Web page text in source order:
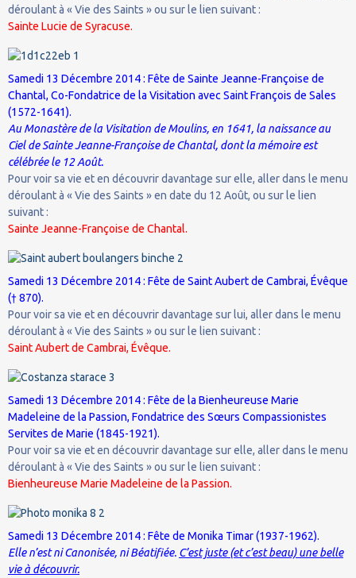
déroulant à « Vie des Saints » ou sur le lien suivant :
Sainte Lucie de Syracuse.
Samedi 13 Décembre 2014 : Fête de Sainte Jeanne-Françoise de
Chantal, Co-Fondatrice de la Visitation avec Saint François de Sales
(1572-1641).
Au Monastère de la Visitation de Moulins, en 1641, la naissance au
Ciel de Sainte Jeanne-Françoise de Chantal, dont la mémoire est
célébrée le 12 Août.
Pour voir sa vie et en découvrir davantage sur elle, aller dans le menu
déroulant à « Vie des Saints » en date du 12 Août, ou sur le lien
suivant :
Sainte Jeanne-Françoise de Chantal.
Samedi 13 Décembre 2014 : Fête de Saint Aubert de Cambrai, Évêque
(† 870).
Pour voir sa vie et en découvrir davantage sur lui, aller dans le menu
déroulant à « Vie des Saints » ou sur le lien suivant :
Saint Aubert de Cambrai, Évêque.
Samedi 13 Décembre 2014 : Fête de la Bienheureuse Marie
Madeleine de la Passion, Fondatrice des Sœurs Compassionistes
Servites de Marie (1845-1921).
Pour voir sa vie et en découvrir davantage sur elle, aller dans le menu
déroulant à « Vie des Saints » ou sur le lien suivant :
Bienheureuse Marie Madeleine de la Passion.
Samedi 13 Décembre 2014 : Fête de Monika Timar (1937-1962).
Elle n’est ni Canonisée, ni Béatifiée. C’est juste (et c’est beau) une belle
vie à découvrir.